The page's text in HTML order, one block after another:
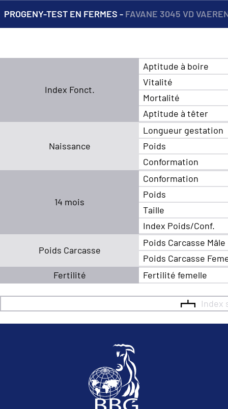
PROGENY-TEST EN FERMES - FAVANE 3045 VD
Index Fonct.
Aptitude à boire
Vitalité
Mortalité
Aptitude à têter
Naissance
Longueur gestation
Poids
Conformation
14 mois
Conformation
Poids
Taille
Index Poids/Conf.
Poids Carcasse
Poids Carcasse Mâle
Poids Carcasse
Fertilité
Fertilité femelle
Index